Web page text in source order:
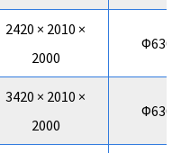
2420 × 2010 ×
2000
Φ630
3420 × 2010 ×
2000
Φ630